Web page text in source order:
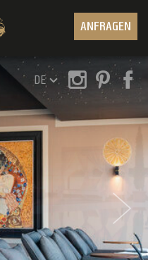
ANFRAGEN
DE